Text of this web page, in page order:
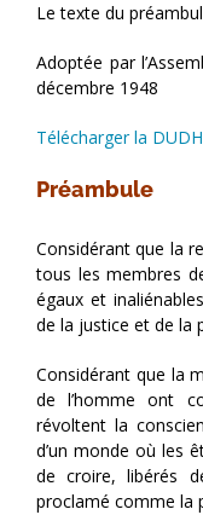
Le texte du
Adoptée par
décembre 1948
Télécharger la DUDH
Préambule
Considérant que la
tous les membres
égaux et
de la justice et de la
Considérant que la
de l’homme ont
révoltent la
d’un monde où les
de croire, libérés
proclamé comme la